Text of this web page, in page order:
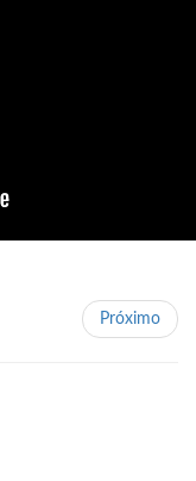
Próximo